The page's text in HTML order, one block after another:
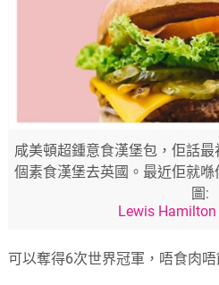
咸美頓超鍾意食漢堡包，佢話
個素食漢堡去英國。最近佢就喺
圖:
Lewis
可以奪得6次世界冠軍，唔食肉